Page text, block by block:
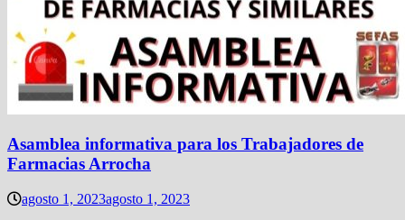
Asamblea informativa para los Trabajadores de
Farmacias Arrocha
agosto 1, 2023agosto 1, 2023